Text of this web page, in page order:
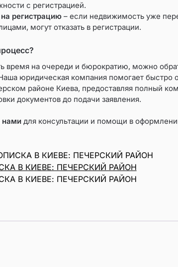
с регистрацией.
регистрацию– если недвижимость уже
могут отказать в регистрации.
время на очереди и бюрократию, можно
юридическая компания помогает быстро
районе Киева, предоставляя полный
документов до подачи заявления.
намидля консультации и помощи в
В КИЕВЕ: ПЕЧЕРСКИЙ РАЙОН
В КИЕВЕ: ПЕЧЕРСКИЙ РАЙОН
В КИЕВЕ: ПЕЧЕРСКИЙ РАЙОН